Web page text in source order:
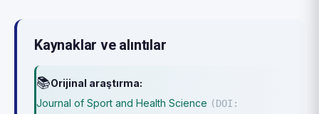
Kaynaklar ve alıntılar
📚Orijinal araştırma:
Journal of Sport and Health Science (DOI: